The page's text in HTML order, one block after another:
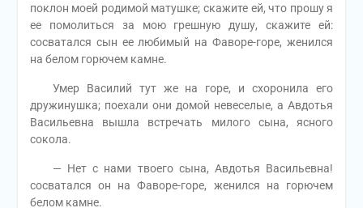
поклон моей родимой матушке; скажите ей, что прошу я
ее помолиться за мою грешную душу, скажите ей:
сосватался сын ее любимый на Фаворе-горе, женился
на белом горючем камне.
Умер Василий тут же на горе, и схоронила его
дружинушка; поехали они домой невеселые, а Авдотья
Васильевна вышла встречать милого сына, ясного
сокола.
— Нет с нами твоего сына, Авдотья Васильевна!
сосватался он на Фаворе-горе, женился на горючем
белом камне.